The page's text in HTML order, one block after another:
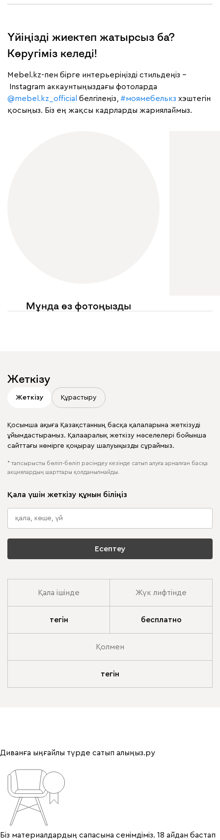
Үйіңізді жиектеп жатырсыз ба?
Көругіміз келеді!
Mebel.kz-пен бірге интерьеріңізді стильдеңіз –
Instagram аккаунтыңыздағы фотоларда
@mebel.kz_official белгілеңіз, #моямебелькз хэштегін
қосыңыз. Біз ең жақсы кадрларды жариялаймыз.
Мұнда өз фотоңызды
Жеткізу
Жеткізу Құрастыру
Қосымша ақыға Қазақстанның басқа қалаларына жеткізуді
ұйымдастырамыз. Қалааралық жеткізу мәселелері бойынша
сайттағы нөмірге қоңырау шалуыңызды сұраймыз.
* тапсырысты бөліп-бөліп рәсімдеу кезінде сатып алуға арналған басқа
акциялардың шарттары қолданылмайды.
Қала үшін жеткізу құнын біліңіз
Есептеу
Қала ішінде Жүк лифтінде
тегін бесплатно
Қолмен
тегін
Диванға ыңғайлы түрде сатып алыңыз.ру
Біз материалдардың сапасына сенімдіміз. 18 айдан бастап